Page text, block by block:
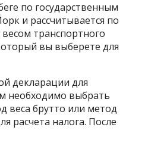
по государственным
и рассчитывается по
транспортного
вы выберете для
декларации для
необходимо выбрать
веса брутто или метод
расчета налога. После